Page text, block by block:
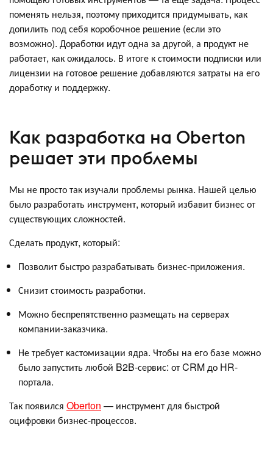
поменять нельзя, поэтому приходится придумывать, как
допилить под себя коробочное решение (если это
возможно). Доработки идут одна за другой, а продукт не
работает, как ожидалось. В итоге к стоимости подписки или
лицензии на готовое решение добавляются затраты на его
доработку и поддержку.
Как разработка на Oberton
решает эти проблемы
Мы не просто так изучали проблемы рынка. Нашей целью
было разработать инструмент, который избавит бизнес от
существующих сложностей.
Сделать продукт, который:
Позволит быстро разрабатывать бизнес-приложения.
Снизит стоимость разработки.
Можно беспрепятственно размещать на серверах
компании-заказчика.
Не требует кастомизации ядра. Чтобы на его базе можно
было запустить любой B2B-сервис: от CRM до HR-
портала.
Так появился Oberton — инструмент для быстрой
оцифровки бизнес-процессов.